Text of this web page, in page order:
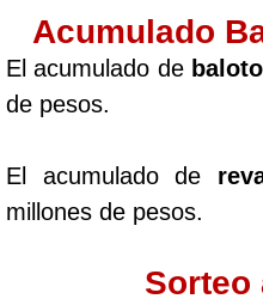
Acumulado
El acumulado de baloto
de pesos.
El acumulado de
millones de pesos.
Sorteo